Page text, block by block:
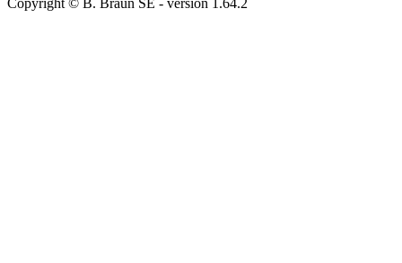
Copyright © B. Braun SE - version 1.64.2